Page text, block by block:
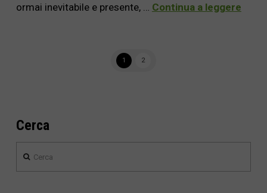
ormai inevitabile e presente, … Continua a leggere
1 2
Cerca